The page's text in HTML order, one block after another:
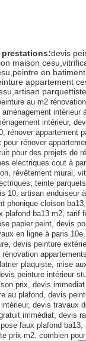
prestations:devis
maison
en
appartement
au m2
aménagement
intérieur,
rénover appartement
pour rénover
pour des projets de
electriques cout à
révêtement mural,
teinte
10, artisan enduiseur
phonique cloison
plafond ba13 m2, tarif
papier peint, devis
en ligne à paris
devis peinture
plaquiste, mise
peinture intérieur
prix, devis
au plafond, devis
devis travaux
immédiat, devis
faux plafond
prix m2, combien